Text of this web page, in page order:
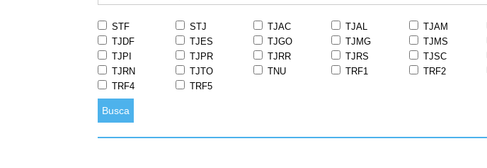
STF STJ TJAC TJAL TJAM
TJDF
TJES TJGO TJMG TJMS
TJPI
TJPR TJRR TJRS TJSC
TJRN
TJTO TNU TRF1 TRF2
TRF4
TRF5
Busca